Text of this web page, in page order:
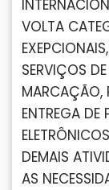
VOLTA
SERVIÇOS
MARCAÇÃO,
ENTREGA DE
DEMAIS
AS